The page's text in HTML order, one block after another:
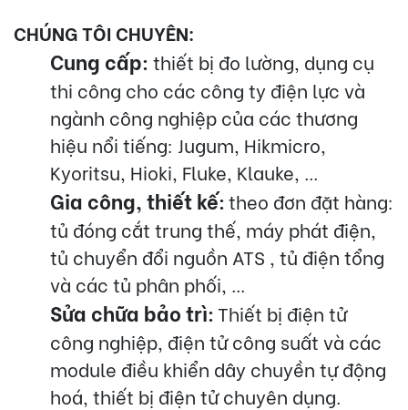
CHÚNG TÔI CHUYÊN:
Cung cấp: thiết bị đo lường, dụng cụ
thi công cho các công ty điện lực và
ngành công nghiệp của các thương
hiệu nổi tiếng: Jugum, Hikmicro,
Kyoritsu, Hioki, Fluke, Klauke, ...
Gia công, thiết kế:theo đơn đặt hàng:
tủ đóng cắt trung thế, máy phát điện,
tủ chuyển đổi nguồn ATS , tủ điện tổng
và các tủ phân phối, ...
Sửa chữa bảo trì: Thiết bị điện tử
công nghiệp, điện tử công suất và các
module điều khiển dây chuyền tự động
hoá, thiết bị điện tử chuyên dụng.